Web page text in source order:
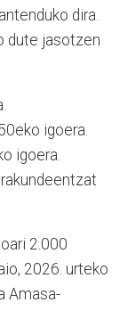
dira.
dute jasotzen
igoera.
igoera.
2.000
2026. urteko
Amasa-